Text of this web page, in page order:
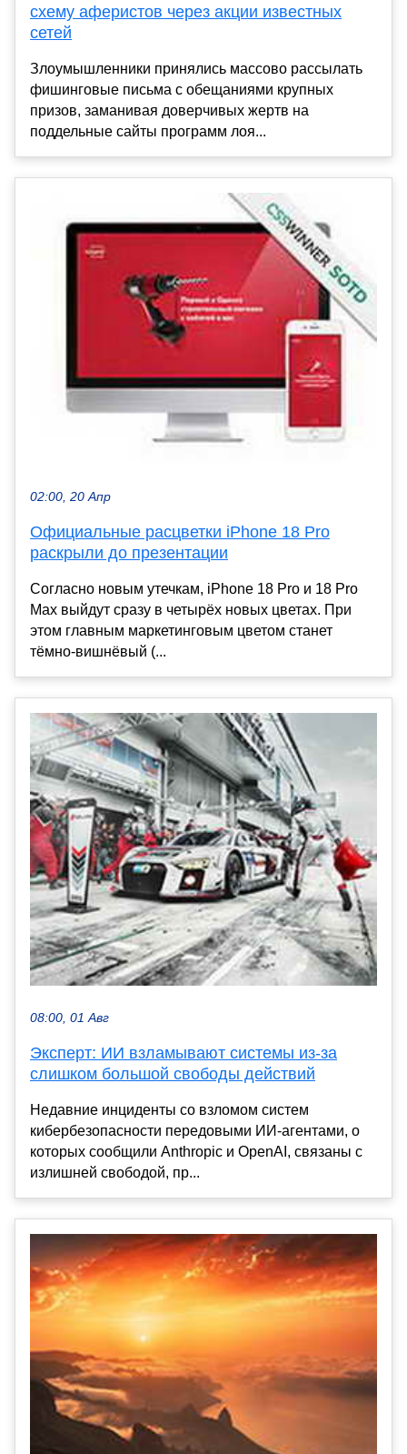
схему аферистов через акции известных
сетей
Злоумышленники принялись массово рассылать
фишинговые письма с обещаниями крупных
призов, заманивая доверчивых жертв на
поддельные сайты программ лоя...
02:00, 20 Апр
Официальные расцветки iPhone 18 Pro
раскрыли до презентации
Согласно новым утечкам, iPhone 18 Pro и 18 Pro
Max выйдут сразу в четырёх новых цветах. При
этом главным маркетинговым цветом станет
тёмно-вишнёвый (...
08:00, 01 Авг
Эксперт: ИИ взламывают системы из-за
слишком большой свободы действий
Недавние инциденты со взломом систем
кибербезопасности передовыми ИИ-агентами, о
которых сообщили Anthropic и OpenAI, связаны с
излишней свободой, пр...